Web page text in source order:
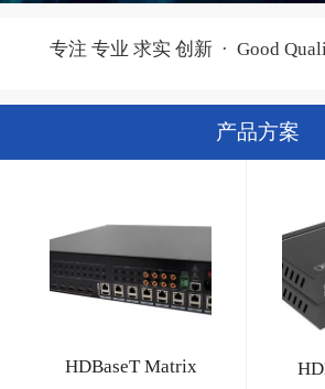
专注 专业 求实 创新 · Good
产品方案
HDBaseT Matrix